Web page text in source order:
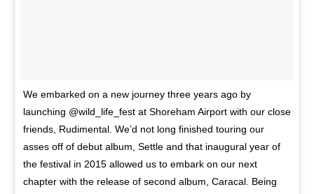
We embarked on a new journey three years ago by
launching @wild_life_fest at Shoreham Airport with our close
friends, Rudimental. We’d not long finished touring our
asses off of debut album, Settle and that inaugural year of
the festival in 2015 allowed us to embark on our next
chapter with the release of second album, Caracal. Being